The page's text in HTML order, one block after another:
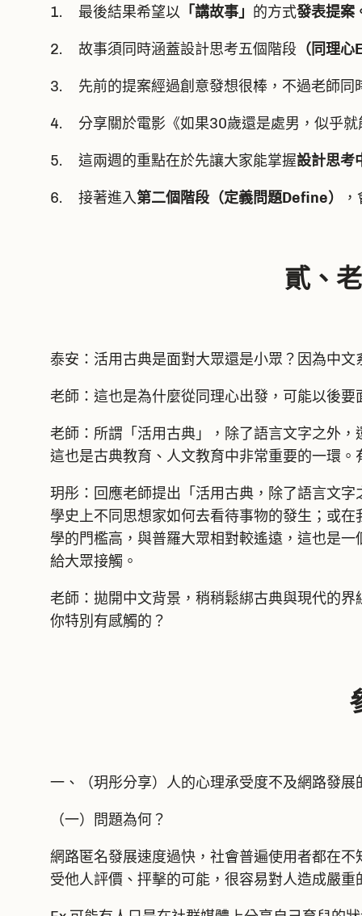
1. 最後結果希望以 「講故事」 的方式發表提案
2. 故事須同時涵蓋設計思考五個階段（同理心
3. 先前的提案經過創意發想很棒，不過老師同
4. 分享關於電影《如果30歲還是處男，似乎就
5. 這兩週的重點在於先讓大家能掌握設計思考
6. 接著進入第二個階段（定義問題Define）
貳、
泰安：活用古典是面對大眾還是小眾？因為中
老師：這也是為什麼從同理心出發，可能以後
老師：所謂「活用古典」，除了語言文字之外
這也是古典教育、人文教育中非常重要的一環
玥彤：回應老師提出「活用古典，除了語言文
學史上不同思想家如何去看待事物的發生；或
學的門檻高，與普羅大眾相對較遙遠，這也是
給大眾接觸。
老師：拋開中文背景，稍稍鬆綁古典與現代的
你特別有感觸的？
一、（玥彤分享）人的心理承受度不及網路發展
（一）問題為何？
網路匿名發展速度過快，社會普遍使用者都在
受他人評價、抨擊的可能，很容易對人造成嚴重